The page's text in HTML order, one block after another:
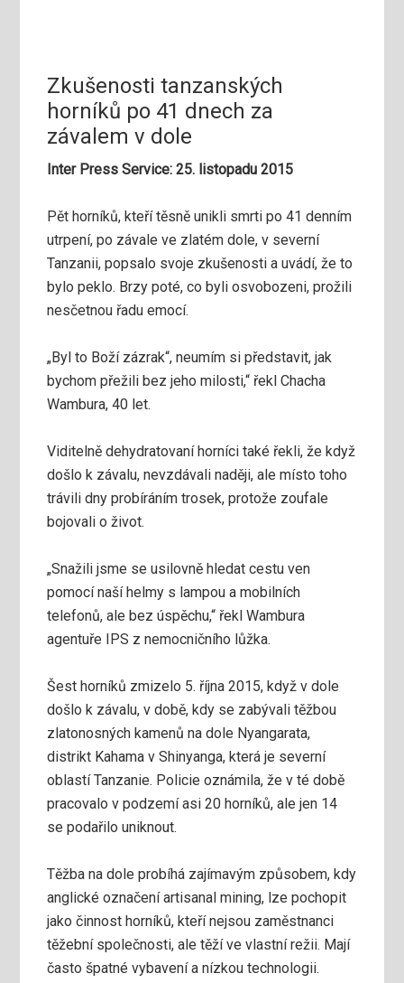
Zkušenosti tanzanských
horníků po 41 dnech za
závalem v dole
Inter Press Service: 25. listopadu 2015
Pět horníků, kteří těsně unikli smrti po 41 denním
utrpení, po závale ve zlatém dole, v severní
Tanzanii, popsalo svoje zkušenosti a uvádí, že to
bylo peklo. Brzy poté, co byli osvobozeni, prožili
nesčetnou řadu emocí.
„Byl to Boží zázrak“, neumím si představit, jak
bychom přežili bez jeho milosti,“ řekl Chacha
Wambura, 40 let.
Viditelně dehydratovaní horníci také řekli, že když
došlo k závalu, nevzdávali naději, ale místo toho
trávili dny probíráním trosek, protože zoufale
bojovali o život.
„Snažili jsme se usilovně hledat cestu ven
pomocí naší helmy s lampou a mobilních
telefonů, ale bez úspěchu,“ řekl Wambura
agentuře IPS z nemocničního lůžka.
Šest horníků zmizelo 5. října 2015, když v dole
došlo k závalu, v době, kdy se zabývali těžbou
zlatonosných kamenů na dole Nyangarata,
distrikt Kahama v Shinyanga, která je severní
oblastí Tanzanie. Policie oznámila, že v té době
pracovalo v podzemí asi 20 horníků, ale jen 14
se podařilo uniknout.
Těžba na dole probíhá zajímavým způsobem, kdy
anglické označení artisanal mining, lze pochopit
jako činnost horníků, kteří nejsou zaměstnanci
těžební společnosti, ale těží ve vlastní režii. Mají
často špatné vybavení a nízkou technologii.